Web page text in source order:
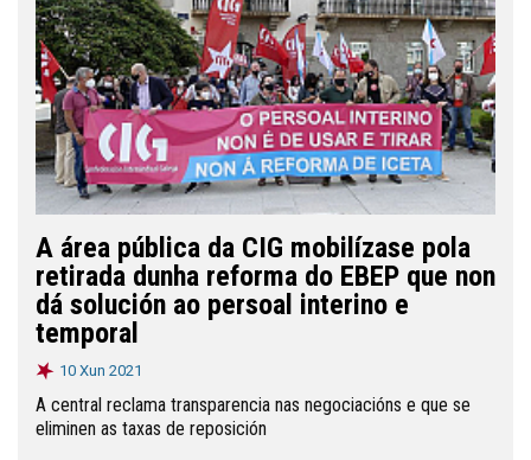
A área pública da CIG mobilízase pola
retirada dunha reforma do EBEP que non
dá solución ao persoal interino e
temporal
10 Xun 2021
A central reclama transparencia nas negociacións e que se
eliminen as taxas de reposición